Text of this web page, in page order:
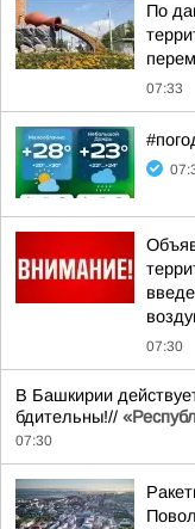
По
07:33
07:30
В Башкирии
бдительны!//
07:30